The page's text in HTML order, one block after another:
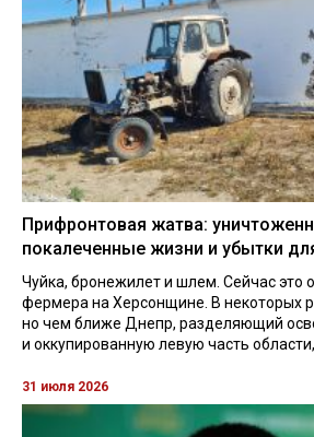
Прифронтовая жатва:
покалеченные жизни и убытки
Чуйка, бронежилет и шлем. Сейчас это
фермера на Херсонщине. В некоторых
но чем ближе Днепр, разделяющий
и оккупированную левую часть области,
31 июля 2026